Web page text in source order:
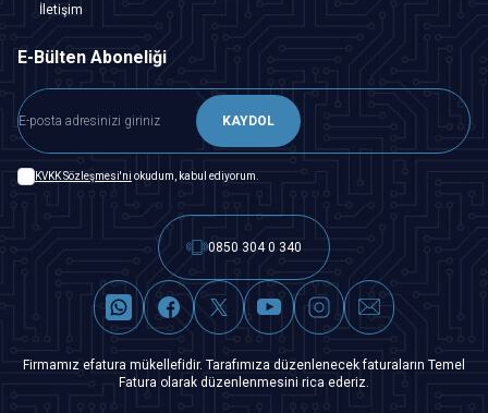
İletişim
E-Bülten Aboneliği
KAYDOL
KVKK Sözleşmesi'ni okudum, kabul ediyorum.
0850 304 0 340
Firmamız efatura mükellefidir. Tarafımıza düzenlenecek faturaların Temel
Fatura olarak düzenlenmesini rica ederiz.